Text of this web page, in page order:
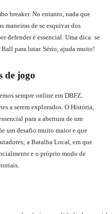
breaker. No entanto, nada que
maneiras de se esquivar dos
defender é essencial. Uma dica: se
para lutar. Sério, ajuda muito!
de jogo
sempre online em DBFZ,
a serem explorados. O História,
para a abertura de um
um desafio muito maior e que
a Batalha Local, em que
e o próprio modo de